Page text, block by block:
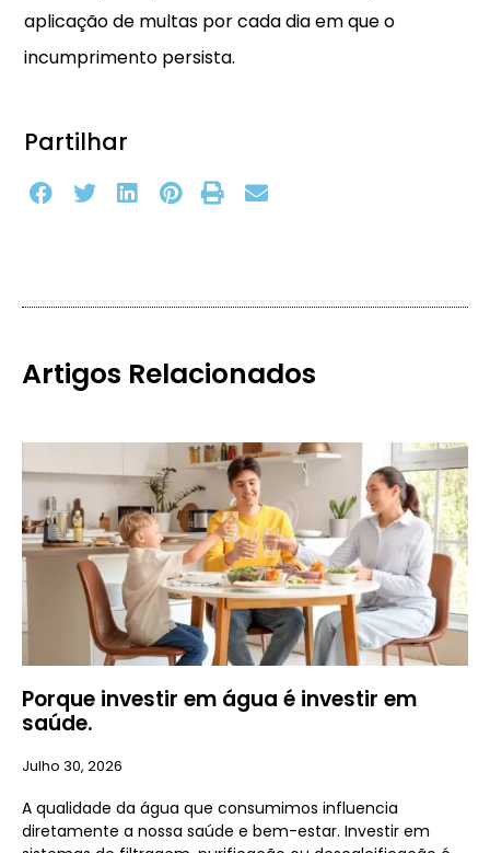
aplicação de multas por cada dia em que o
incumprimento persista.
Partilhar
Artigos Relacionados
Porque investir em água é investir em
saúde.
Julho 30, 2026
A qualidade da água que consumimos influencia
diretamente a nossa saúde e bem-estar. Investir em